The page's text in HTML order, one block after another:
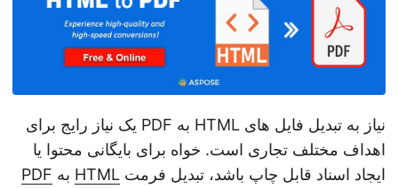
نیاز به تبدیل فایل های HTML به PDF یک نیاز رایج برای
اهداف مختلف تجاری است. خواه برای بایگانی محتوا یا
ایجاد اسناد قابل چاپ باشد، تبدیل فرمتHTMLبهPDF